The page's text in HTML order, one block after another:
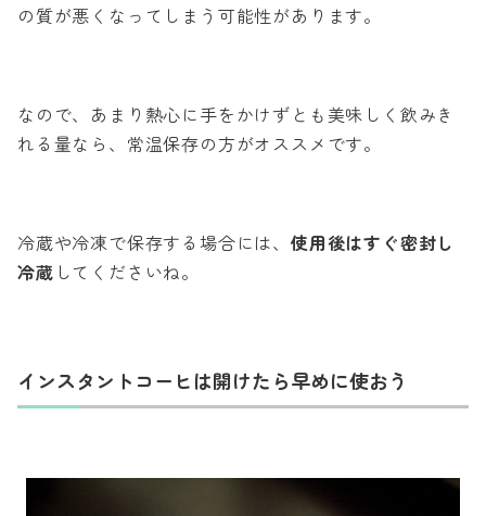
の質が悪くなってしまう可能性があります。
なので、あまり熱心に手をかけずとも美味しく飲みき
れる量なら、常温保存の方がオススメです。
冷蔵や冷凍で保存する場合には、 使用後はすぐ密封し
冷蔵 してくださいね。
インスタントコーヒは開けたら早めに使おう